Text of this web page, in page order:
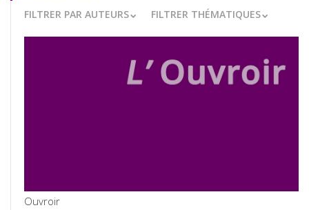
FILTRER PAR AUTEURS FILTRER THÉMATIQUES
Ouvroir